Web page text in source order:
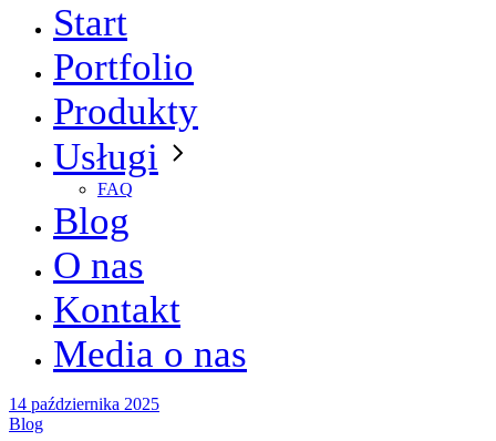
Start
Portfolio
Produkty
Usługi
FAQ
Blog
O nas
Kontakt
Media o nas
14 października 2025
Blog